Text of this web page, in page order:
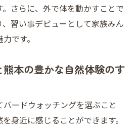
さらに、外で体を動かすことで
習い事デビューとして家族みん
です。
本の豊かな自然体験のす
ードウォッチングを選ぶこと
身近に感じることができます。